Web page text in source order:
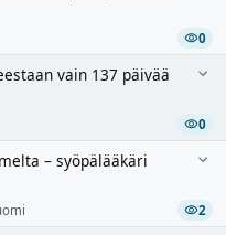
0
vain 137 päivää
0
– syöpälääkäri
2